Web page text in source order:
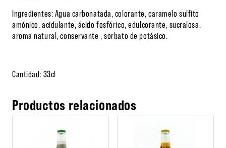
Ingredientes: Agua carbonatada, colorante, caramelo sulfito
amónico, acidulante, ácido fosfórico, edulcorante, sucralosa,
aroma natural, conservante , sorbato de potásico.
Cantidad: 33cl
Productos relacionados